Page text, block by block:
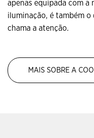
apenas equipada com a
iluminação, é também
chama a atenção.
MAIS SOBRE A